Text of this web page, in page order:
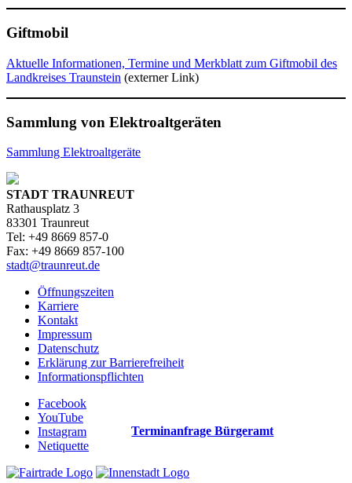
Giftmobil
Aktuelle Informationen, Termine und Merkblatt zum Giftmobil des
Landkreises Traunstein (externer Link)
Sammlung von Elektroaltgeräten
Sammlung Elektroaltgeräte
STADT TRAUNREUT
Rathausplatz 3
83301 Traunreut
Tel: +49 8669 857-0
Fax: +49 8669 857-100
stadt@traunreut.de
Öffnungszeiten
Karriere
Kontakt
Impressum
Datenschutz
Erklärung zur Barrierefreiheit
Informationspflichten
Facebook
YouTube
Instagram
Netiquette
Terminanfrage Bürgeramt